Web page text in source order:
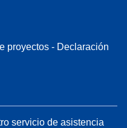
proyectos - Declaración
servicio de asistencia